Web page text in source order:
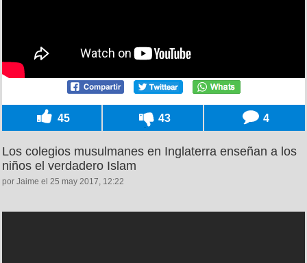
45 43 4
Los colegios musulmanes en Inglaterra enseñan a los
niños el verdadero Islam
por Jaime el 25 may 2017, 12:22